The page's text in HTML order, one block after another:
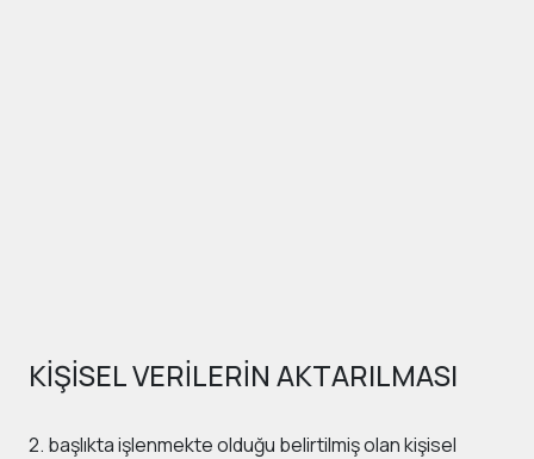
KİŞİSEL VERİLERİN AKTARILMASI
2. başlıkta işlenmekte olduğu belirtilmiş olan kişisel